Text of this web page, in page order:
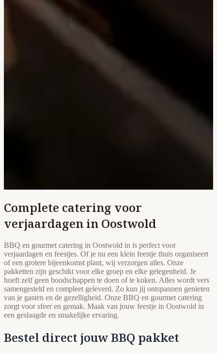
Complete catering voor
verjaardagen in Oostwold
BBQ en gourmet catering in Oostwold in is perfect voor
verjaardagen en feestjes. Of je nu een klein feestje thuis organiseert
of een grotere bijeenkomst plant, wij verzorgen alles. Onze
pakketten zijn geschikt voor elke groep en elke gelegenheid. Je
hoeft zelf geen boodschappen te doen of te koken. Alles wordt vers
samengesteld en compleet geleverd. Zo kun jij ontspannen genieten
van je gasten en de gezelligheid. Onze BBQ en gourmet catering
zorgt voor sfeer en gemak. Maak van jouw feestje in Oostwold in
een geslaagde en smakelijke ervaring.
Bestel direct jouw BBQ pakket